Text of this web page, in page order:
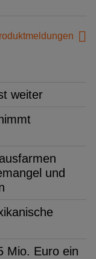
weiter
und
Mio. Euro ein